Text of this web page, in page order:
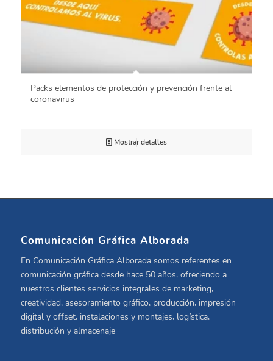
Packs elementos de protección y prevención frente al
coronavirus
Mostrar detalles
Comunicación Gráfica Alborada
En Comunicación Gráfica Alborada somos referentes en
comunicación gráfica desde hace 50 años, ofreciendo a
nuestros clientes servicios integrales de marketing,
creatividad, asesoramiento gráfico, producción, impresión
digital y offset, instalaciones y montajes, logística,
distribución y almacenaje